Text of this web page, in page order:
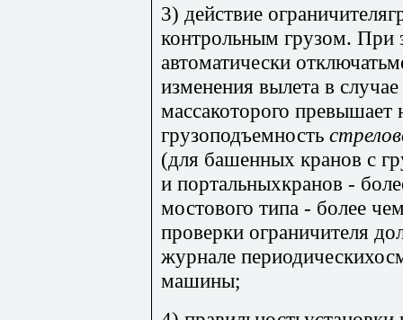
3) действие
контрольным грузом. При
автоматически
изменения вылета в
массакоторого
грузоподъемность
(для башенных кранов с
и портальныхкранов -
мостового типа - более
проверки ограничителя
журнале
машины;